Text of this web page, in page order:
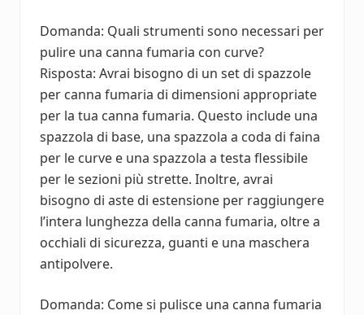
Domanda: Quali strumenti sono necessari per
pulire una canna fumaria con curve?
Risposta: Avrai bisogno di un set di spazzole
per canna fumaria di dimensioni appropriate
per la tua canna fumaria. Questo include una
spazzola di base, una spazzola a coda di faina
per le curve e una spazzola a testa flessibile
per le sezioni più strette. Inoltre, avrai
bisogno di aste di estensione per raggiungere
l’intera lunghezza della canna fumaria, oltre a
occhiali di sicurezza, guanti e una maschera
antipolvere.
Domanda: Come si pulisce una canna fumaria